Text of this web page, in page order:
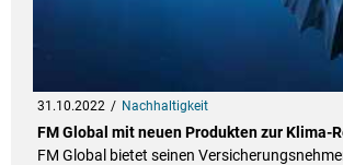
31.10.2022 Nachhaltigkeit
FM Global mit neuen Produkten zur Klima-
FM Global bietet seinen